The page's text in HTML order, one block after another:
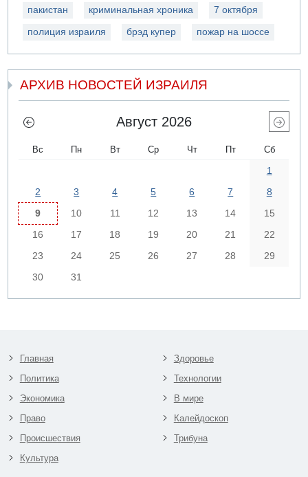
пакистан криминальная хроника 7 октября
полиция израиля брэд купер пожар на шоссе
АРХИВ НОВОСТЕЙ ИЗРАИЛЯ
Август 2026
Вс Пн Вт Ср Чт Пт Сб
1
2
3 4 5 6 7
8
9
10 11 12 13 14
15
16
17 18 19 20 21
22
23
24 25 26 27 28
29
30
31
Главная
Политика
Экономика
Право
Происшествия
Культура
Здоровье
Технологии
В мире
Калейдоскоп
Трибуна